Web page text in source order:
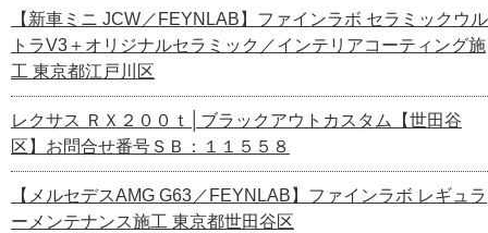
【新車ミニ JCW／FEYNLAB】ファインラボ セラミックウル
トラV3＋オリジナルセラミック／インテリアコーティング施
工 東京都江戸川区
レクサス ＲＸ２００ｔ│ブラックアウトカスタム【世田谷
区】お問合せ番号ＳＢ：１１５５８
【メルセデスAMG G63／FEYNLAB】ファインラボ レギュラ
ーメンテナンス施工 東京都世田谷区